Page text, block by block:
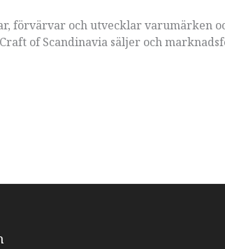
förvärvar och utvecklar varumärken
of Scandinavia säljer och